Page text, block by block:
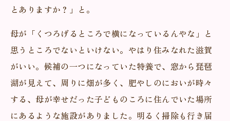
とありますか？」と。
母が「くつろげるところで横になっているんやな」と
思うところでないといけない。やはり住みなれた滋賀
がいい。候補の一つになっていた特養で、窓から琵琶
湖が見えて、周りに畑が多く、肥やしのにおいが時々
する、母が幸せだった子どものころに住んでいた場所
にあるような施設がありました。明るく掃除も行き届